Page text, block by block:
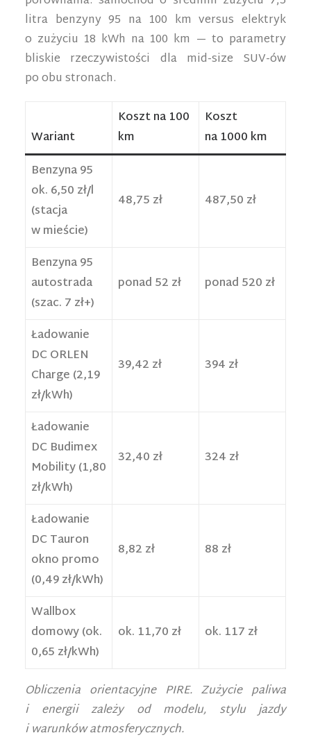
litra benzyny 95 na 100 km versus elektryk
o zużyciu 18 kWh na 100 km — to parametry
bliskie rzeczywistości dla mid-size SUV-ów
po obu stronach.
Wariant
Koszt na 100
km
Koszt
na 1000 km
Benzyna 95
ok. 6,50 zł/l
(stacja
w mieście)
48,75 zł 487,50 zł
Benzyna 95
autostrada
(szac. 7 zł+)
ponad 52 zł ponad 520 zł
Ładowanie
DC ORLEN
Charge (2,19
zł/kWh)
39,42 zł 394 zł
Ładowanie
DC Budimex
Mobility (1,80
zł/kWh)
32,40 zł 324 zł
Ładowanie
DC Tauron
okno promo
(0,49 zł/kWh)
8,82 zł 88 zł
Wallbox
domowy (ok.
0,65 zł/kWh)
ok. 11,70 zł ok. 117 zł
Obliczenia orientacyjne PIRE. Zużycie paliwa
i energii zależy od modelu, stylu jazdy
i warunków atmosferycznych.